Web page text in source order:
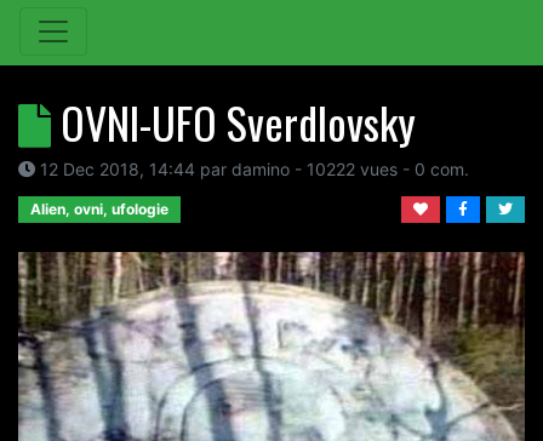
OVNI-UFO Sverdlovsky
12 Dec 2018, 14:44 par damino - 10222 vues - 0 com.
Alien, ovni, ufologie